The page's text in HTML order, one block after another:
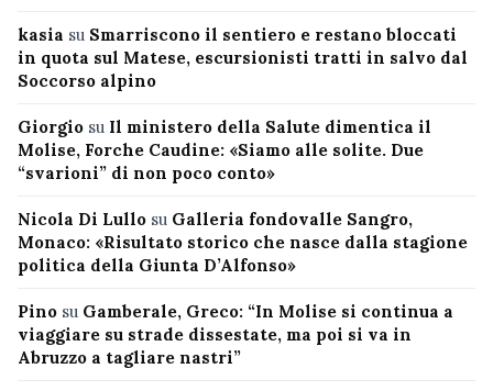
kasia su Smarriscono il sentiero e restano bloccati
in quota sul Matese, escursionisti tratti in salvo dal
Soccorso alpino
Giorgio su Il ministero della Salute dimentica il
Molise, Forche Caudine: «Siamo alle solite. Due
“svarioni” di non poco conto»
Nicola Di Lullo su Galleria fondovalle Sangro,
Monaco: «Risultato storico che nasce dalla stagione
politica della Giunta D’Alfonso»
Pino su Gamberale, Greco: “In Molise si continua a
viaggiare su strade dissestate, ma poi si va in
Abruzzo a tagliare nastri”